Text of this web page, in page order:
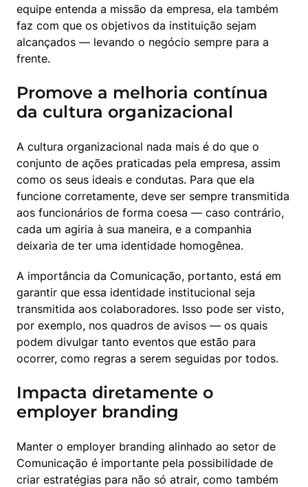
equipe entenda a missão da empresa, ela também
faz com que os objetivos da instituição sejam
alcançados — levando o negócio sempre para a
frente.
Promove a melhoria contínua
da cultura organizacional
A cultura organizacional nada mais é do que o
conjunto de ações praticadas pela empresa, assim
como os seus ideais e condutas. Para que ela
funcione corretamente, deve ser sempre transmitida
aos funcionários de forma coesa — caso contrário,
cada um agiria à sua maneira, e a companhia
deixaria de ter uma identidade homogênea.
A importância da Comunicação, portanto, está em
garantir que essa identidade institucional seja
transmitida aos colaboradores. Isso pode ser visto,
por exemplo, nos quadros de avisos — os quais
podem divulgar tanto eventos que estão para
ocorrer, como regras a serem seguidas por todos.
Impacta diretamente o
employer branding
Manter o employer branding alinhado ao setor de
Comunicação é importante pela possibilidade de
criar estratégias para não só atrair, como também